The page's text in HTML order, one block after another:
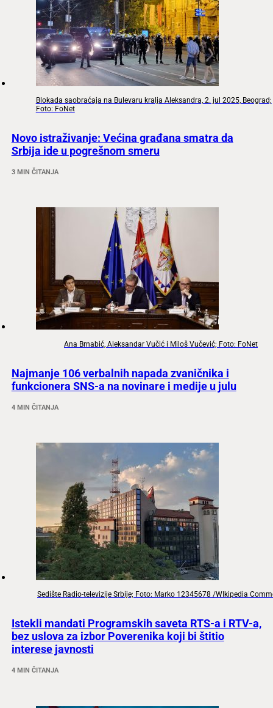
Blokada saobraćaja na Bulevaru kralja Aleksandra, 2. jul 2025, Beograd;
Foto: FoNet
Novo istraživanje: Većina građana smatra da
Srbija ide u pogrešnom smeru
3 MIN ČITANJA
Ana Brnabić, Aleksandar Vučić i Miloš Vučević; Foto: FoNet
Najmanje 106 verbalnih napada zvaničnika i
funkcionera SNS-a na novinare i medije u julu
4 MIN ČITANJA
Sedište Radio-televizije Srbije; Foto: Marko 12345678 /WIkipedia
Istekli mandati Programskih saveta RTS-a i RTV-a,
bez uslova za izbor Poverenika koji bi štitio
interese javnosti
4 MIN ČITANJA